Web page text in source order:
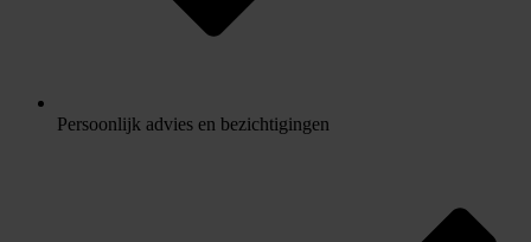
Persoonlijk advies en bezichtigingen